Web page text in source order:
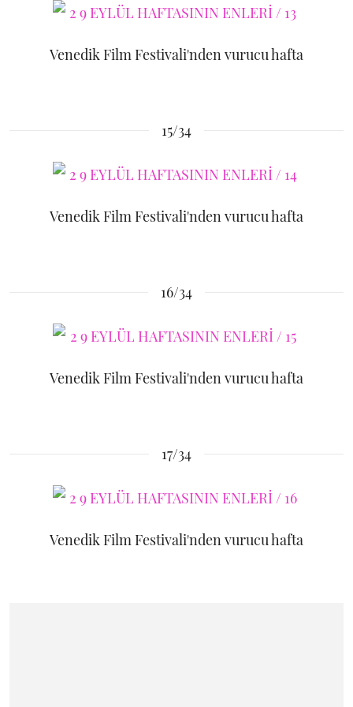
Venedik Film Festivali'nden vurucu hafta
15/34
Venedik Film Festivali'nden vurucu hafta
16/34
Venedik Film Festivali'nden vurucu hafta
17/34
Venedik Film Festivali'nden vurucu hafta